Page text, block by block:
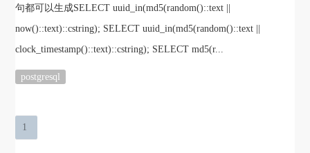
句都可以生成SELECT uuid_in(md5(random()::text ||
now()::text)::cstring); SELECT uuid_in(md5(random()::text ||
clock_timestamp()::text)::cstring); SELECT md5(r...
postgresql
1